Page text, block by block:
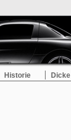
Historie